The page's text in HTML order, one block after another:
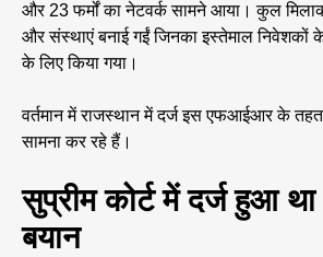
और 23 फर्मों का नेटवर्क सामने आया। कुल
और संस्थाएं बनाई गईं जिनका इस्तेमाल निवेशकों
के लिए किया गया।
वर्तमान में राजस्थान में दर्ज इस एफआईआर के
सामना कर रहे हैं।
सुप्रीम कोर्ट में दर्ज हुआ
बयान